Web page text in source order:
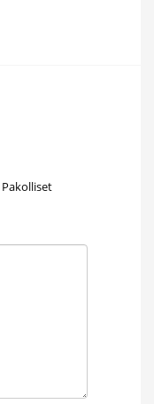
Pakolliset